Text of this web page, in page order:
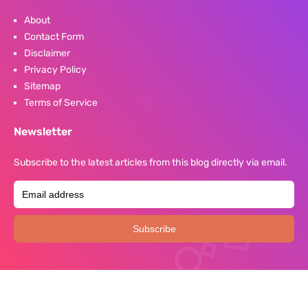
About
Contact Form
Disclaimer
Privacy Policy
Sitemap
Terms of Service
Newsletter
Subscribe to the latest articles from this blog directly via email.